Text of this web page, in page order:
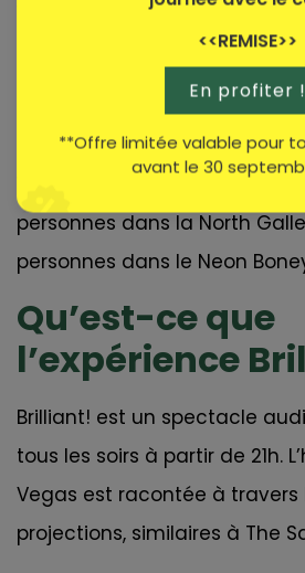
Vous pouvez le faire au Neon
sera pas aussi spontané que
Elvis car vous devez réserver
places sont limitées.
Vous pouvez organiser une
personnes dans la North
personnes dans le Neon
Qu’est-ce que
l’expérience
Brilliant! est un spectacle
tous les soirs à partir de 21h.
Vegas est racontée à
projections, similaires à The
<<REMISE>>
En profiter !
**Offre limitée valable pour
avant le 30